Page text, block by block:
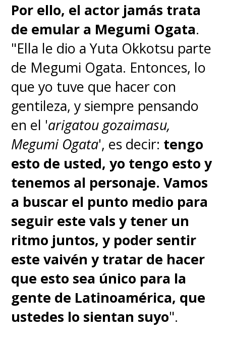
Por ello, el actor jamás trata
de emular a Megumi Ogata.
"Ella le dio a Yuta Okkotsu parte
de Megumi Ogata. Entonces, lo
que yo tuve que hacer con
gentileza, y siempre pensando
en el 'arigatou gozaimasu,
Megumi Ogata', es decir: tengo
esto de usted, yo tengo esto y
tenemos al personaje. Vamos
a buscar el punto medio para
seguir este vals y tener un
ritmo juntos, y poder sentir
este vaivén y tratar de hacer
que esto sea único para la
gente de Latinoamérica, que
ustedes lo sientan suyo".